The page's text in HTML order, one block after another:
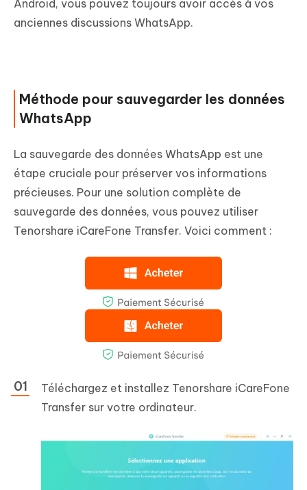
Android, vous pouvez toujours avoir accès à vos
anciennes discussions WhatsApp.
Méthode pour sauvegarder les données
WhatsApp
La sauvegarde des données WhatsApp est une
étape cruciale pour préserver vos informations
précieuses. Pour une solution complète de
sauvegarde des données, vous pouvez utiliser
Tenorshare iCareFone Transfer. Voici comment :
Téléchargez et installez Tenorshare iCareFone
Transfer sur votre ordinateur.